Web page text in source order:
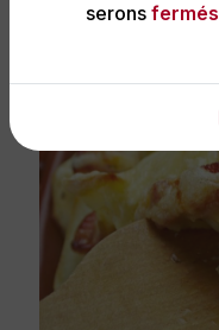
serons fermés